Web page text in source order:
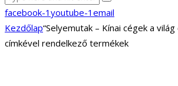
facebook-1 youtube-1 email
Kezdőlap“Selyemutak – Kínai cégek a világ
címkével rendelkező termékek